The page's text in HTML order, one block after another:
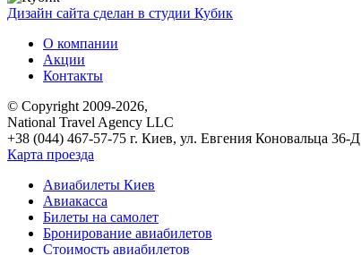
Дизайн сайта сделан в студии Кубик
О компании
Акции
Контакты
© Copyright 2009-2026,
National Travel Agency LLC
+38 (044) 467-57-75 г. Киев, ул. Евгения Коновальца 36-Д
Карта проезда
Авиабилеты Киев
Авиакасса
Билеты на самолет
Бронирование авиабилетов
Стоимость авиабилетов